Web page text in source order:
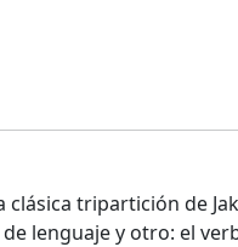
tripartición de
lenguaje y otro: el